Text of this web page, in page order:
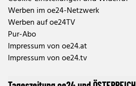
Werben im oe24-Netzwerk
Werben auf oe24TV
Pur-Abo
Impressum von oe24.at
Impressum von oe24.tv